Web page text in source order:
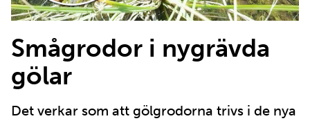
Smågrodor i nygrävda
gölar
Det verkar som att gölgrodorna trivs i de nya